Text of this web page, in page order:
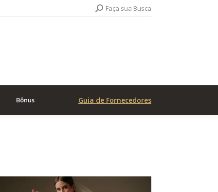
Search:Faça sua Busca
Bônus Guia de Fornecedores